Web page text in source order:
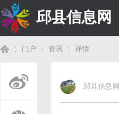
邱县信息网
门户 资讯
›
详情
邱县信息网